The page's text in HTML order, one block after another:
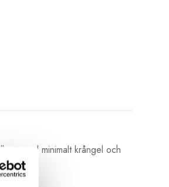
ut med minimalt krångel och